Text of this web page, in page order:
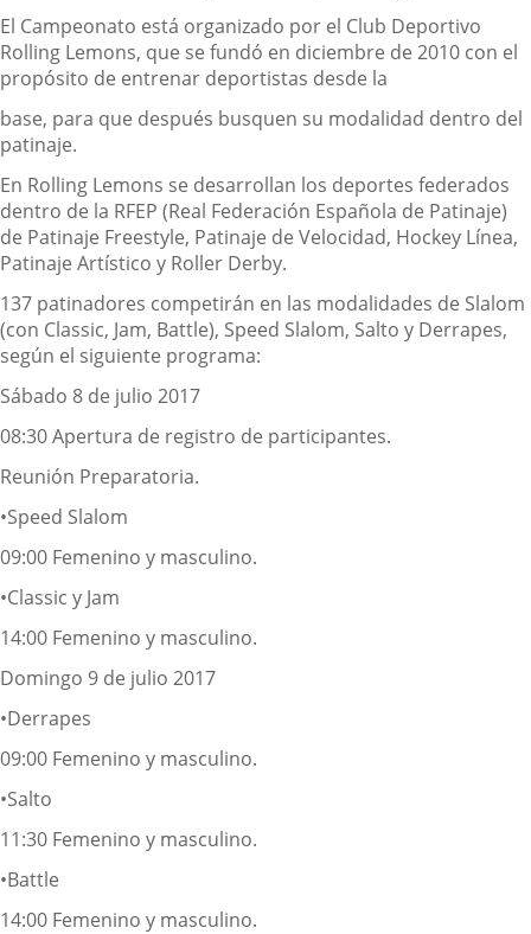
El Campeonato está organizado por el Club Deportivo
Rolling Lemons, que se fundó en diciembre de 2010 con el
propósito de entrenar deportistas desde la
base, para que después busquen su modalidad dentro del
patinaje.
En Rolling Lemons se desarrollan los deportes federados
dentro de la RFEP (Real Federación Española de Patinaje)
de Patinaje Freestyle, Patinaje de Velocidad, Hockey Línea,
Patinaje Artístico y Roller Derby.
137 patinadores competirán en las modalidades de Slalom
(con Classic, Jam, Battle), Speed Slalom, Salto y Derrapes,
según el siguiente programa:
Sábado 8 de julio 2017
08:30 Apertura de registro de participantes.
Reunión Preparatoria.
•Speed Slalom
09:00 Femenino y masculino.
•Classic y Jam
14:00 Femenino y masculino.
Domingo 9 de julio 2017
•Derrapes
09:00 Femenino y masculino.
•Salto
11:30 Femenino y masculino.
•Battle
14:00 Femenino y masculino.